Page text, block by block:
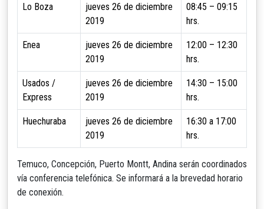
Lo Boza
jueves 26 de diciembre
2019
08:45 – 09:15
hrs.
Enea
jueves 26 de diciembre
2019
12:00 – 12:30
hrs.
Usados /
Express
jueves 26 de diciembre
2019
14:30 – 15:00
hrs.
Huechuraba
jueves 26 de diciembre
2019
16:30 a 17:00
hrs.
Temuco, Concepción, Puerto Montt, Andina serán coordinados
vía conferencia telefónica. Se informará a la brevedad horario
de conexión.